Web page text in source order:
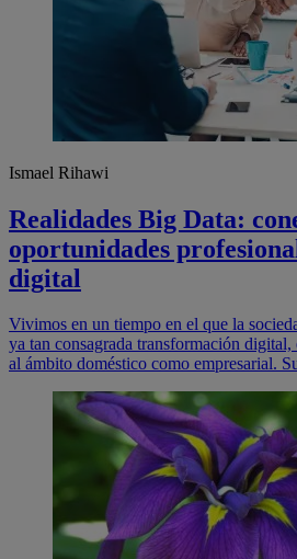
Ismael Rihawi
Realidades Big Data:
oportunidades
digital
Vivimos en un tiempo en el que la
ya tan consagrada transformación digital,
al ámbito doméstico como empresarial.